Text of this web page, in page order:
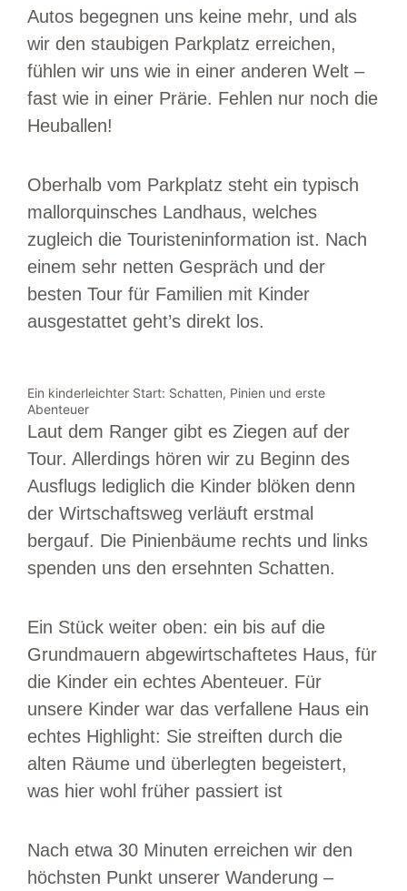
Autos begegnen uns keine mehr, und als
wir den staubigen Parkplatz erreichen,
fühlen wir uns wie in einer anderen Welt –
fast wie in einer Prärie. Fehlen nur noch die
Heuballen!
Oberhalb vom Parkplatz steht ein typisch
mallorquinsches Landhaus, welches
zugleich die Touristeninformation ist. Nach
einem sehr netten Gespräch und der
besten Tour für Familien mit Kinder
ausgestattet geht’s direkt los.
Ein kinderleichter Start: Schatten, Pinien und erste
Abenteuer
Laut dem Ranger gibt es Ziegen auf der
Tour. Allerdings hören wir zu Beginn des
Ausflugs lediglich die Kinder blöken denn
der Wirtschaftsweg verläuft erstmal
bergauf. Die Pinienbäume rechts und links
spenden uns den ersehnten Schatten.
Ein Stück weiter oben: ein bis auf die
Grundmauern abgewirtschaftetes Haus, für
die Kinder ein echtes Abenteuer. Für
unsere Kinder war das verfallene Haus ein
echtes Highlight: Sie streiften durch die
alten Räume und überlegten begeistert,
was hier wohl früher passiert ist
Nach etwa 30 Minuten erreichen wir den
höchsten Punkt unserer Wanderung –